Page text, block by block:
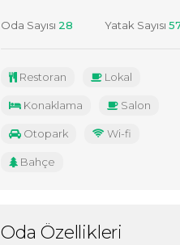
Oda Sayısı 28 Yatak Sayısı
Restoran Lokal
Konaklama Salon
Otopark Wi-fi
Bahçe
Oda Özellikleri